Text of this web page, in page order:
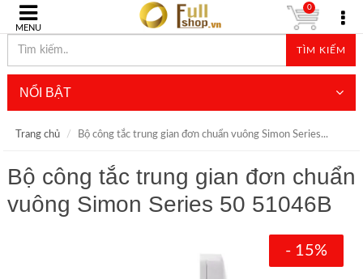
MENU
TÌM KIẾM
0
NỔI BẬT
Trang chủ Bộ công tắc trung gian đơn chuẩn vuông Simon Series...
Bộ công tắc trung gian đơn chuẩn
vuông Simon Series 50 51046B
- 15%